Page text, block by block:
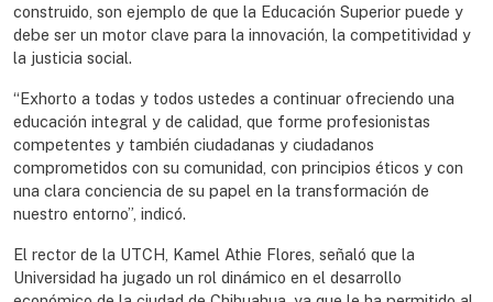
construido, son ejemplo de que la Educación Superior puede y
debe ser un motor clave para la innovación, la competitividad y
la justicia social.
“Exhorto a todas y todos ustedes a continuar ofreciendo una
educación integral y de calidad, que forme profesionistas
competentes y también ciudadanas y ciudadanos
comprometidos con su comunidad, con principios éticos y con
una clara conciencia de su papel en la transformación de
nuestro entorno”, indicó.
El rector de la UTCH, Kamel Athie Flores, señaló que la
Universidad ha jugado un rol dinámico en el desarrollo